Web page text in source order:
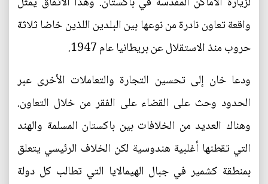
واقعة تعاون نادرة من نوعها بين البلدين اللذين خاضا ثلاثة
حروب منذ الاستقلال عن بريطانيا عام 1947.
ودعا خان إلى تحسين التجارة والتعاملات الأخرى عبر
الحدود وحث على القضاء على الفقر من خلال التعاون.
وهناك العديد من الخلافات بين باكستان المسلمة والهند
التي تقطنها أغلبية هندوسية لكن الخلاف الرئيسي يتعلق
بمنطقة كشمير في جبال الهيمالايا التي تطالب كل دولة